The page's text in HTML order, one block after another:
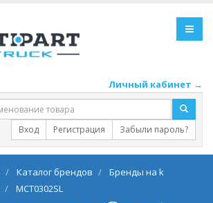
Личный кабинет →
Вход Регистрация Забыли пароль?
Каталог брендов
Бренды на k
MCT0302SL